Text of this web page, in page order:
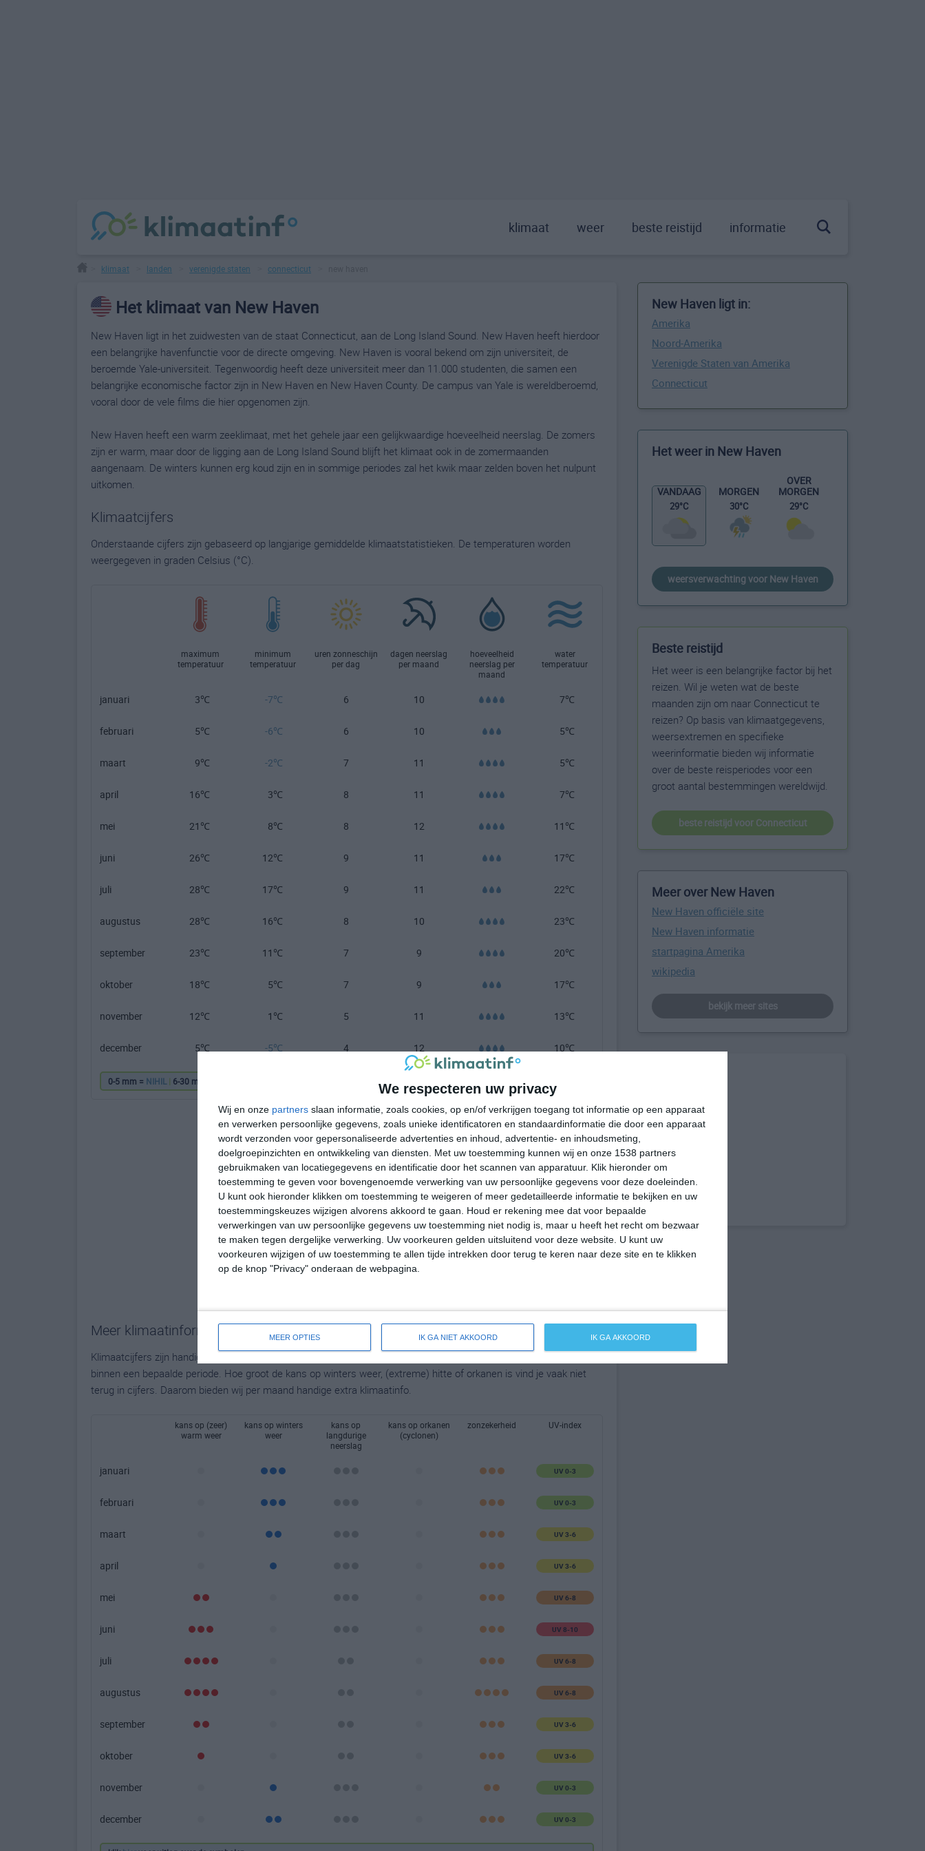
We respecteren uw privacy
Wij en onze partners slaan informatie, zoals cookies, op en/of verkrijgen toegang tot informatie op een apparaat
en verwerken persoonlijke gegevens, zoals unieke identificatoren en standaardinformatie die door een apparaat
wordt verzonden voor gepersonaliseerde advertenties en inhoud, advertentie- en inhoudsmeting,
doelgroepinzichten en ontwikkeling van diensten.
Met uw toestemming kunnen wij en onze 1538 partners
gebruikmaken van locatiegegevens en identificatie door het scannen van apparatuur. Klik hieronder om
toestemming te geven voor bovengenoemde verwerking van uw persoonlijke gegevens voor deze doeleinden.
U kunt ook hieronder klikken om toestemming te weigeren of meer gedetailleerde informatie te bekijken en uw
toestemmingskeuzes wijzigen alvorens akkoord te gaan.
Houd er rekening mee dat voor bepaalde
verwerkingen van uw persoonlijke gegevens uw toestemming niet nodig is, maar u heeft het recht om bezwaar
te maken tegen dergelijke verwerking. Uw voorkeuren gelden uitsluitend voor deze website. U kunt uw
voorkeuren wijzigen of uw toestemming te allen tijde intrekken door terug te keren naar deze site en te klikken
op de knop "Privacy" onderaan de webpagina.
MEER OPTIES IK GA NIET AKKOORD IK GA AKKOORD
klimaat weer beste reistijd informatie
klimaat landen verenigde staten connecticut
Het klimaat van New Haven
New Haven ligt in het zuidwesten van de staat Connecticut, aan de Long Island Sound. New Haven heeft hierdoor
een belangrijke havenfunctie voor de directe omgeving. New Haven is vooral bekend om zijn universiteit, de
beroemde Yale-universiteit. Tegenwoordig heeft deze universiteit meer dan 11.000 studenten, die samen een
belangrijke economische factor zijn in New Haven en New Haven County. De campus van Yale is wereldberoemd,
vooral door de vele films die hier opgenomen zijn.
New Haven heeft een warm zeeklimaat, met het gehele jaar een gelijkwaardige hoeveelheid neerslag. De zomers
zijn er warm, maar door de ligging aan de Long Island Sound blijft het klimaat ook in de zomermaanden
aangenaam. De winters kunnen erg koud zijn en in sommige periodes zal het kwik maar zelden boven het nulpunt
uitkomen.
Klimaatcijfers
Onderstaande cijfers zijn gebaseerd op langjarige gemiddelde klimaatstatistieken. De temperaturen worden
weergegeven in graden Celsius (°C).
maximum
temperatuur
minimum
temperatuur
uren zonneschijn
per dag
dagen neerslag
per maand
hoeveelheid
neerslag per
maand
water
temperatuur
januari 3℃ -7℃ 6 10 7℃
februari 5℃ -6℃ 6 10 5℃
maart 9℃ -2℃ 7 11 5℃
april 16℃ 3℃ 8 11 7℃
mei 21℃ 8℃ 8 12 11℃
juni 26℃ 12℃ 9 11 17℃
juli 28℃ 17℃ 9 11 22℃
augustus 28℃ 16℃ 8 10 23℃
september 23℃ 11℃ 7 9 20℃
oktober 18℃ 5℃ 7 9 17℃
november 12℃ 1℃ 5 11 13℃
december 5℃ -5℃ 4 12 10℃
0-5 mm = NIHIL | 6-30 mm = meer dan 200 mm =
Meer klimaatinformatie
Klimaatcijfers zijn handig, maar bieden geen totaalbeeld van het klimaat en de mogelijke weersomstandigheden
binnen een bepaalde periode. Hoe groot de kans op winters weer, (extreme) hitte of orkanen is vind je vaak niet
terug in cijfers. Daarom bieden wij per maand handige extra klimaatinfo.
kans op (zeer)
warm weer
kans op winters
weer
kans op
langdurige
neerslag
kans op orkanen
(cyclonen)
zonzekerheid UV-index
januari UV 0-3
februari UV 0-3
maart UV 3-6
april UV 3-6
mei UV 6-8
juni UV 8-10
juli UV 6-8
augustus UV 6-8
september UV 3-6
oktober UV 3-6
november UV 0-3
december UV 0-3
New Haven ligt in:
Amerika
Noord-Amerika
Verenigde Staten van Amerika
Connecticut
Het weer in New Haven
VANDAAG
29°C
MORGEN
30°C
OVER
MORGEN
29°C
weersverwachting voor New Haven
Beste reistijd
Het weer is een belangrijke factor bij het
reizen. Wil je weten wat de beste
maanden zijn om naar Connecticut te
reizen? Op basis van klimaatgegevens,
weersextremen en specifieke
weerinformatie bieden wij informatie
over de beste reisperiodes voor een
groot aantal bestemmingen wereldwijd.
beste reistijd voor Connecticut
Meer over New Haven
New Haven officiële site
New Haven informatie
startpagina Amerika
wikipedia
bekijk meer sites